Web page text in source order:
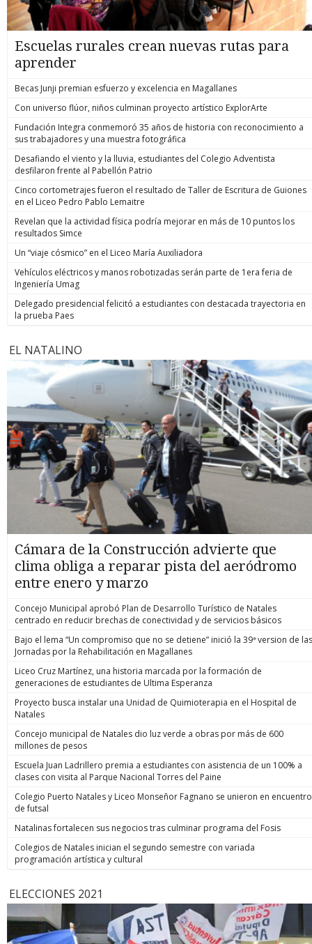
Escuelas rurales crean nuevas rutas para
aprender
Becas Junji premian esfuerzo y excelencia en Magallanes
Con universo flúor, niños culminan proyecto artístico ExplorArte
Fundación Integra conmemoró 35 años de historia con reconocimiento a
sus trabajadores y una muestra fotográfica
Desafiando el viento y la lluvia, estudiantes del Colegio Adventista
desfilaron frente al Pabellón Patrio
Cinco cortometrajes fueron el resultado de Taller de Escritura de Guiones
en el Liceo Pedro Pablo Lemaitre
Revelan que la actividad física podría mejorar en más de 10 puntos los
resultados Simce
Un “viaje cósmico” en el Liceo María Auxiliadora
Vehículos eléctricos y manos robotizadas serán parte de 1era feria de
Ingeniería Umag
Delegado presidencial felicitó a estudiantes con destacada trayectoria en
la prueba Paes
EL NATALINO
Cámara de la Construcción advierte que
clima obliga a reparar pista del aeródromo
entre enero y marzo
Concejo Municipal aprobó Plan de Desarrollo Turístico de Natales
centrado en reducir brechas de conectividad y de servicios básicos
Bajo el lema “Un compromiso que no se detiene” inició la 39ª version de las
Jornadas por la Rehabilitación en Magallanes
Liceo Cruz Martínez, una historia marcada por la formación de
generaciones de estudiantes de Ultima Esperanza
Proyecto busca instalar una Unidad de Quimioterapia en el Hospital de
Natales
Concejo municipal de Natales dio luz verde a obras por más de 600
millones de pesos
Escuela Juan Ladrillero premia a estudiantes con asistencia de un 100% a
clases con visita al Parque Nacional Torres del Paine
Colegio Puerto Natales y Liceo Monseñor Fagnano se unieron en encuentro
de futsal
Natalinas fortalecen sus negocios tras culminar programa del Fosis
Colegios de Natales inician el segundo semestre con variada
programación artística y cultural
ELECCIONES 2021